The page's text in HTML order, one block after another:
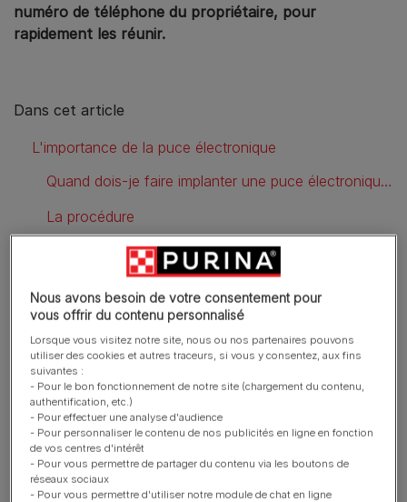
numéro de téléphone du propriétaire, pour
rapidement les réunir.
Dans cet article
L'importance de la puce électronique
Quand dois-je faire implanter une puce électronique à mon chat ?
La procédure
Garder le contact
Que faire si je perds mon chat ?
Autres avantages de la puce électronique
Que faire si je souhaite faire adopter mon chat ?
L'importance de la puce
électronique
Nous avons besoin de votre consentement pour
vous offrir du contenu personnalisé
Lorsque vous visitez notre site, nous ou nos partenaires pouvons
utiliser des cookies et autres traceurs, si vous y consentez, aux fins
suivantes :
- Pour le bon fonctionnement de notre site (chargement du contenu,
authentification, etc.)
- Pour effectuer une analyse d'audience
- Pour personnaliser le contenu de nos publicités en ligne en fonction
de vos centres d'intérêt
- Pour vous permettre de partager du contenu via les boutons de
réseaux sociaux
- Pour vous permettre d'utiliser notre module de chat en ligne